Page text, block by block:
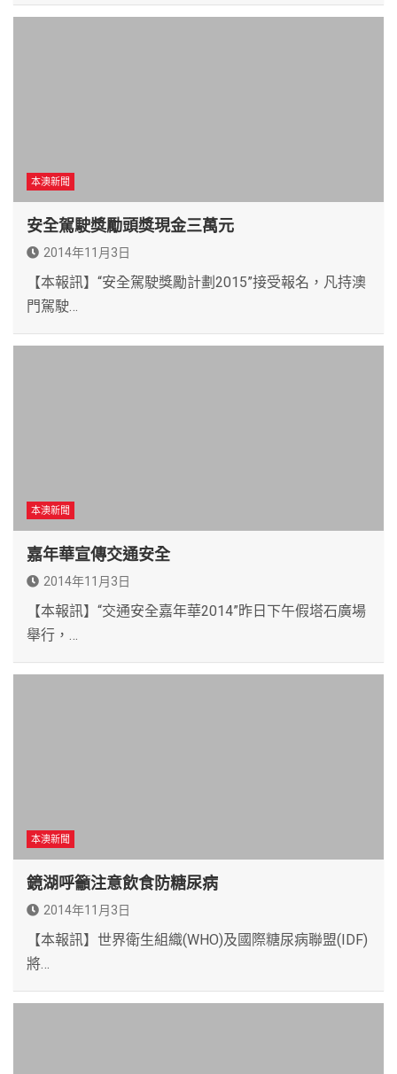
本澳新聞
安全駕駛獎勵頭獎現金三萬元
2014年11月3日
【本報訊】“安全駕駛獎勵計劃2015”接受報名，凡持澳
門駕駛…
本澳新聞
嘉年華宣傳交通安全
2014年11月3日
【本報訊】“交通安全嘉年華2014”昨日下午假塔石廣場
舉行，…
本澳新聞
鏡湖呼籲注意飲食防糖尿病
2014年11月3日
【本報訊】世界衛生組織(WHO)及國際糖尿病聯盟(IDF)
將…